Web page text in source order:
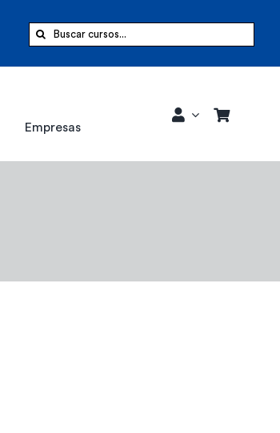
Buscar:
Empresas